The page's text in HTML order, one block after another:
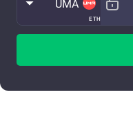
ETH
UMA